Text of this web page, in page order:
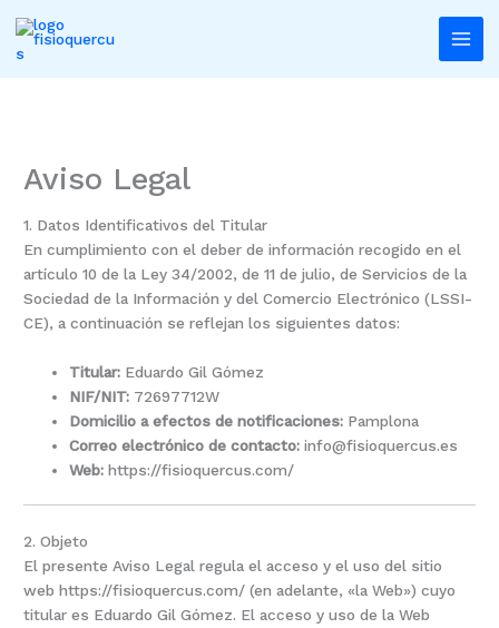
contenido
Aviso Legal
1. Datos Identificativos del Titular
En cumplimiento con el deber de información recogido en el
artículo 10 de la Ley 34/2002, de 11 de julio, de Servicios de la
Sociedad de la Información y del Comercio Electrónico (LSSI-
CE), a continuación se reflejan los siguientes datos:
Titular: Eduardo Gil Gómez
NIF/NIT: 72697712W
Domicilio a efectos de notificaciones: Pamplona
Correo electrónico de contacto: info@fisioquercus.es
Web: https://fisioquercus.com/
2. Objeto
El presente Aviso Legal regula el acceso y el uso del sitio
web https://fisioquercus.com/ (en adelante, «la Web») cuyo
titular es Eduardo Gil Gómez. El acceso y uso de la Web